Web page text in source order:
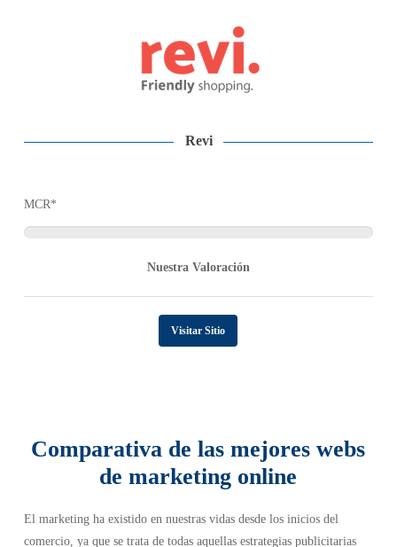
Revi
MCR*
Nuestra Valoración
Visitar Sitio
Comparativa de las mejores webs
de marketing online
El marketing ha existido en nuestras vidas desde los inicios del
comercio, ya que se trata de todas aquellas estrategias publicitarias